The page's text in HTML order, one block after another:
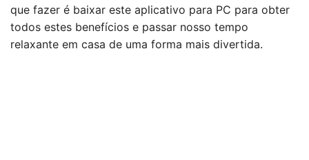
que fazer é baixar este aplicativo para PC para obter
todos estes benefícios e passar nosso tempo
relaxante em casa de uma forma mais divertida.